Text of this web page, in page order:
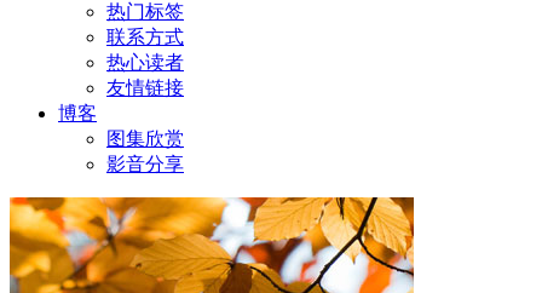
热门标签
联系方式
热心读者
友情链接
博客
图集欣赏
影音分享